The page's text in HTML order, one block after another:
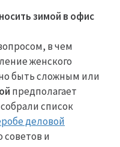
зимой в офис
в чем
женского
быть сложным или
предполагает
список
деловой
советов и